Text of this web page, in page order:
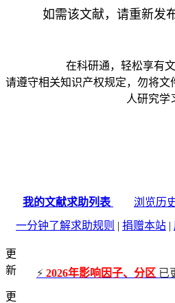
如需该文献，请重新发
在科研通，轻松享有
请遵守相关知识产权规定，勿将
人研究学
我的文献求助列表
浏览历
一分钟了解求助规则 | 捐赠本站 |
更
新
⚡ 2026年影响因子、分区 已
更